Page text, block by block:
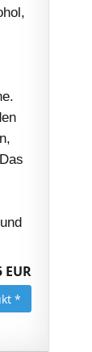
EUR
*